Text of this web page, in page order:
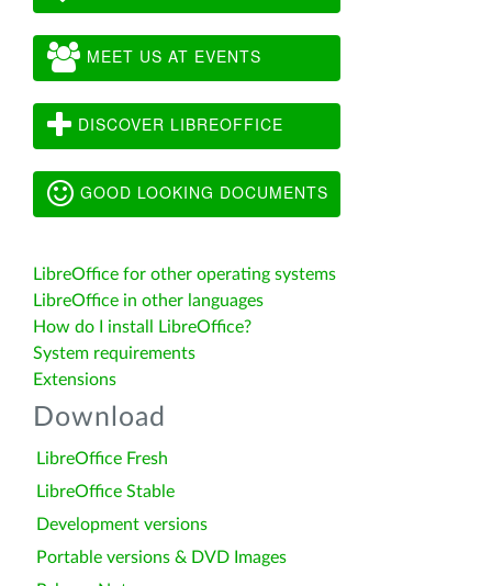
MEET US AT EVENTS
DISCOVER LIBREOFFICE
GOOD LOOKING DOCUMENTS
LibreOffice for other operating systems
LibreOffice in other languages
How do I install LibreOffice?
System requirements
Extensions
Download
LibreOffice Fresh
LibreOffice Stable
Development versions
Portable versions & DVD Images